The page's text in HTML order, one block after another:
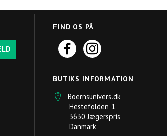
FIND OS PÅ
BUTIKS INFORMATION
Boernsunivers.dk
Hestefolden 1
3630 Jægerspris
Danmark